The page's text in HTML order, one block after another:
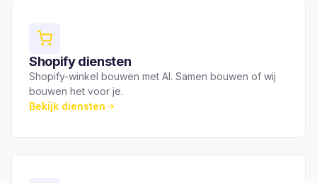
Shopify diensten
Shopify-winkel bouwen met AI. Samen bouwen of wij
bouwen het voor je.
Bekijk diensten